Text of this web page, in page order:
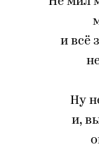
и всё
Ну
и,